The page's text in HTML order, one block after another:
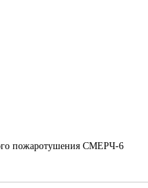
пожаротушения СМЕРЧ-6